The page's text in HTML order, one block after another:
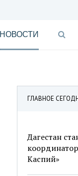
НОВОСТИ
ГЛАВНОЕ
Дагестан
Каспий»